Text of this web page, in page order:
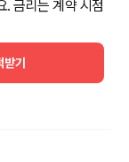
. 금리는 계약 시점
기